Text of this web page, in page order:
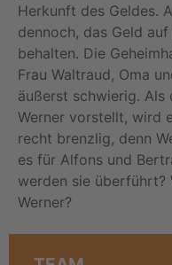
Herkunft des Geldes.
dennoch, das Geld
behalten. Die
Frau Waltraud, Oma
äußerst schwierig. Als
Werner vorstellt, wird
recht brenzlig, denn
es für Alfons und
werden sie überführt?
Werner?